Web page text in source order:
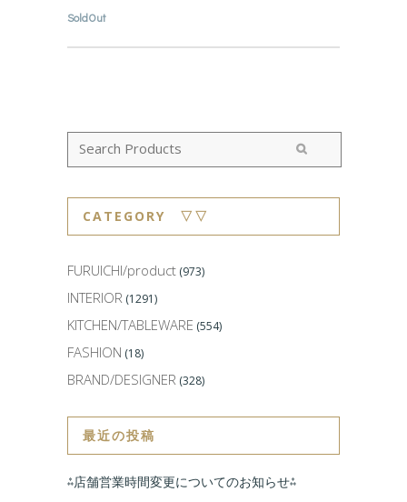
SoldOut
CATEGORY ▽▽
FURUICHI/product (973)
INTERIOR (1291)
KITCHEN/TABLEWARE (554)
FASHION (18)
BRAND/DESIGNER (328)
最近の投稿
⁂店舗営業時間変更についてのお知らせ⁂